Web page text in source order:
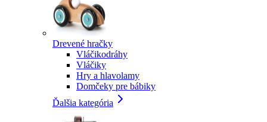
Drevené hračky
Vláčikodráhy
Vláčiky
Hry a hlavolamy
Domčeky pre bábiky
Ďalšia kategória